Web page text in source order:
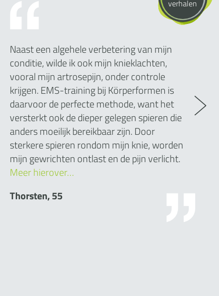
verhalen
Naast een algehele verbetering van mijn
conditie, wilde ik ook mijn knieklachten,
vooral mijn artrosepijn, onder controle
krijgen. EMS-training bij Körperformen is
daarvoor de perfecte methode, want het
versterkt ook de dieper gelegen spieren die
anders moeilijk bereikbaar zijn. Door
sterkere spieren rondom mijn knie, worden
mijn gewrichten ontlast en de pijn verlicht.
Meer hierover…
Thorsten, 55